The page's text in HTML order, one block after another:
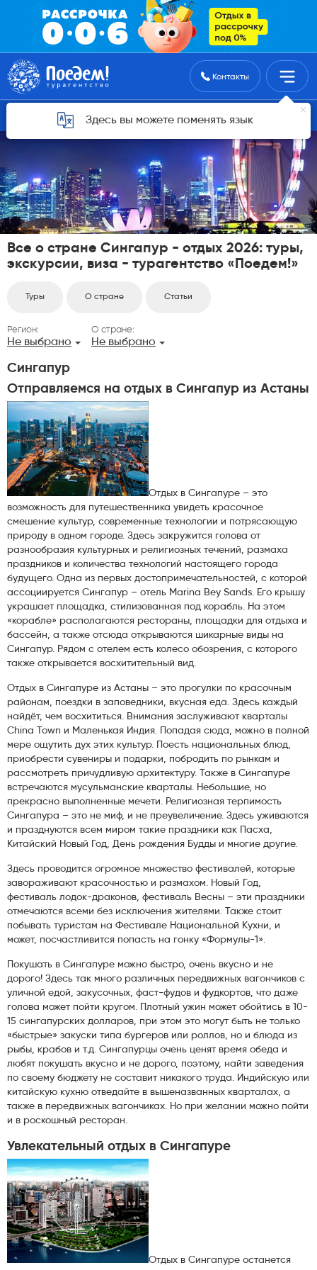
Поиск туровКонтакты
Здесь вы можете поменять язык
список стран
Все о стране Сингапур - отдых 2026: туры,
экскурсии, виза - турагентство «Поедем!»
Туры О стране Статьи
Регион:
Не выбрано
О стране:
Не выбрано
Сингапур
Отправляемся на отдых в Сингапур из Астаны
Отдых в Сингапуре – это
возможность для путешественника увидеть красочное
смешение культур, современные технологии и потрясающую
природу в одном городе. Здесь закружится голова от
разнообразия культурных и религиозных течений, размаха
праздников и количества технологий настоящего города
будущего. Одна из первых достопримечательностей, с которой
ассоциируется Сингапур – отель Marina Bey Sands. Его крышу
украшает площадка, стилизованная под корабль. На этом
«корабле» располагаются рестораны, площадки для отдыха и
бассейн, а также отсюда открываются шикарные виды на
Сингапур. Рядом с отелем есть колесо обозрения, с которого
также открывается восхитительный вид.
Отдых в Сингапуре из Астаны – это прогулки по красочным
районам, поездки в заповедники, вкусная еда. Здесь каждый
найдёт, чем восхититься. Внимания заслуживают кварталы
China Town и Маленькая Индия. Попадая сюда, можно в полной
мере ощутить дух этих культур. Поесть национальных блюд,
приобрести сувениры и подарки, побродить по рынкам и
рассмотреть причудливую архитектуру. Также в Сингапуре
встречаются мусульманские кварталы. Небольшие, но
прекрасно выполненные мечети. Религиозная терпимость
Сингапура – это не миф, и не преувеличение. Здесь уживаются
и празднуются всем миром такие праздники как Пасха,
Китайский Новый Год, День рождения Будды и многие другие.
Здесь проводится огромное множество фестивалей, которые
завораживают красочностью и размахом. Новый Год,
фестиваль лодок-драконов, фестиваль Весны – эти праздники
отмечаются всеми без исключения жителями. Также стоит
побывать туристам на Фестивале Национальной Кухни, и
может, посчастливится попасть на гонку «Формулы-1».
Покушать в Сингапуре можно быстро, очень вкусно и не
дорого! Здесь так много различных передвижных вагончиков с
уличной едой, закусочных, фаст-фудов и фудкортов, что даже
голова может пойти кругом. Плотный ужин может обойтись в 10-
15 сингапурских долларов, при этом это могут быть не только
«быстрые» закуски типа бургеров или роллов, но и блюда из
рыбы, крабов и т.д. Сингапурцы очень ценят время обеда и
любят покушать вкусно и не дорого, поэтому, найти заведения
по своему бюджету не составит никакого труда. Индийскую или
китайскую кухню отведайте в вышеназванных кварталах, а
также в передвижных вагончиках. Но при желании можно пойти
и в роскошный ресторан.
Увлекательный отдых в Сингапуре
Отдых в Сингапуре останется